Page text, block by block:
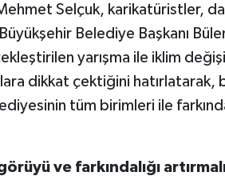
Selçuk, karikatüristler,
Belediye Başkanı
yarışma ile iklim
dikkat çektiğini hatırlatarak,
tüm birimleri ile
ve farkındalığı